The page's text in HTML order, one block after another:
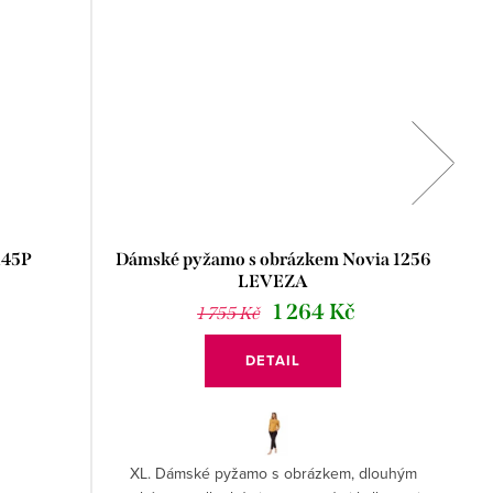
Dámské pyžamo s obrázkem Novia 1256
LEVEZA
1 755 Kč
1 264 Kč
DETAIL
XL. Dámské pyžamo s obrázkem, dlouhým